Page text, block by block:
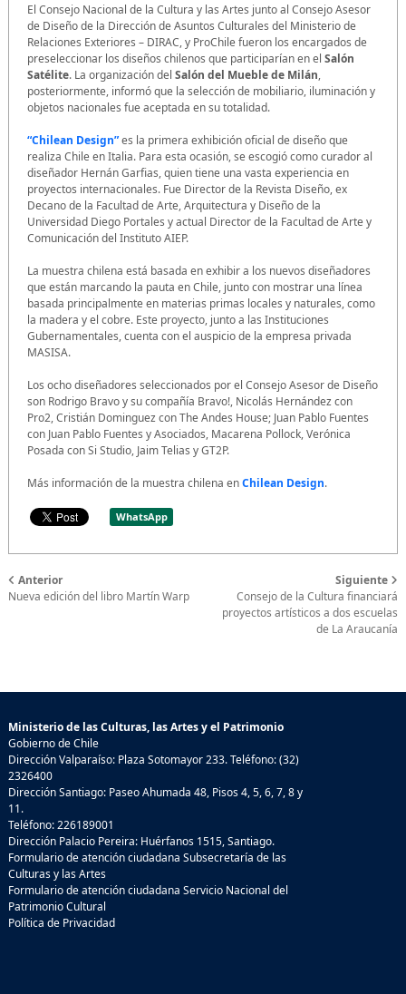
El Consejo Nacional de la Cultura y las Artes junto al Consejo Asesor
de Diseño de la Dirección de Asuntos Culturales del Ministerio de
Relaciones Exteriores – DIRAC, y ProChile fueron los encargados de
preseleccionar los diseños chilenos que participarían en el Salón
Satélite. La organización del Salón del Mueble de Milán,
posteriormente, informó que la selección de mobiliario, iluminación y
objetos nacionales fue aceptada en su totalidad.
“Chilean Design”es la primera exhibición oficial de diseño que
realiza Chile en Italia. Para esta ocasión, se escogió como curador al
diseñador Hernán Garfias, quien tiene una vasta experiencia en
proyectos internacionales. Fue Director de la Revista Diseño, ex
Decano de la Facultad de Arte, Arquitectura y Diseño de la
Universidad Diego Portales y actual Director de la Facultad de Arte y
Comunicación del Instituto AIEP.
La muestra chilena está basada en exhibir a los nuevos diseñadores
que están marcando la pauta en Chile, junto con mostrar una línea
basada principalmente en materias primas locales y naturales, como
la madera y el cobre. Este proyecto, junto a las Instituciones
Gubernamentales, cuenta con el auspicio de la empresa privada
MASISA.
Los ocho diseñadores seleccionados por el Consejo Asesor de Diseño
son Rodrigo Bravo y su compañía Bravo!, Nicolás Hernández con
Pro2, Cristián Dominguez con The Andes House; Juan Pablo Fuentes
con Juan Pablo Fuentes y Asociados, Macarena Pollock, Verónica
Posada con Si Studio, Jaim Telias y GT2P.
Más información de la muestra chilena enChilean Design.
WhatsApp
Anterior
Nueva edición del libro Martín Warp
Siguiente
Consejo de la Cultura financiará
proyectos artísticos a dos escuelas
de La Araucanía
Ministerio de las Culturas, las Artes y el Patrimonio
Gobierno de Chile
Dirección Valparaíso: Plaza Sotomayor 233. Teléfono: (32)
2326400
Dirección Santiago: Paseo Ahumada 48, Pisos 4, 5, 6, 7, 8 y
11.
Teléfono: 226189001
Dirección Palacio Pereira: Huérfanos 1515, Santiago.
Formulario de atención ciudadana Subsecretaría de las
Culturas y las Artes
Formulario de atención ciudadana Servicio Nacional del
Patrimonio Cultural
Política de Privacidad